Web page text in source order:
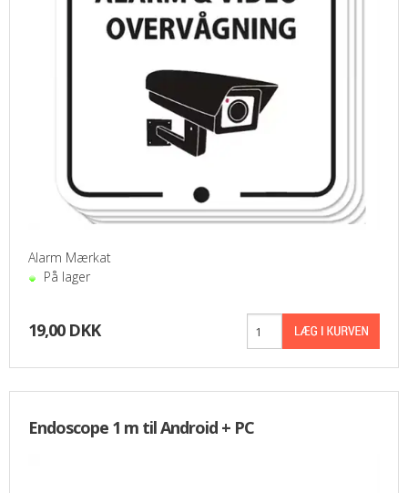
Alarm Mærkat
På lager
19,00 DKK
Endoscope 1 m til Android + PC